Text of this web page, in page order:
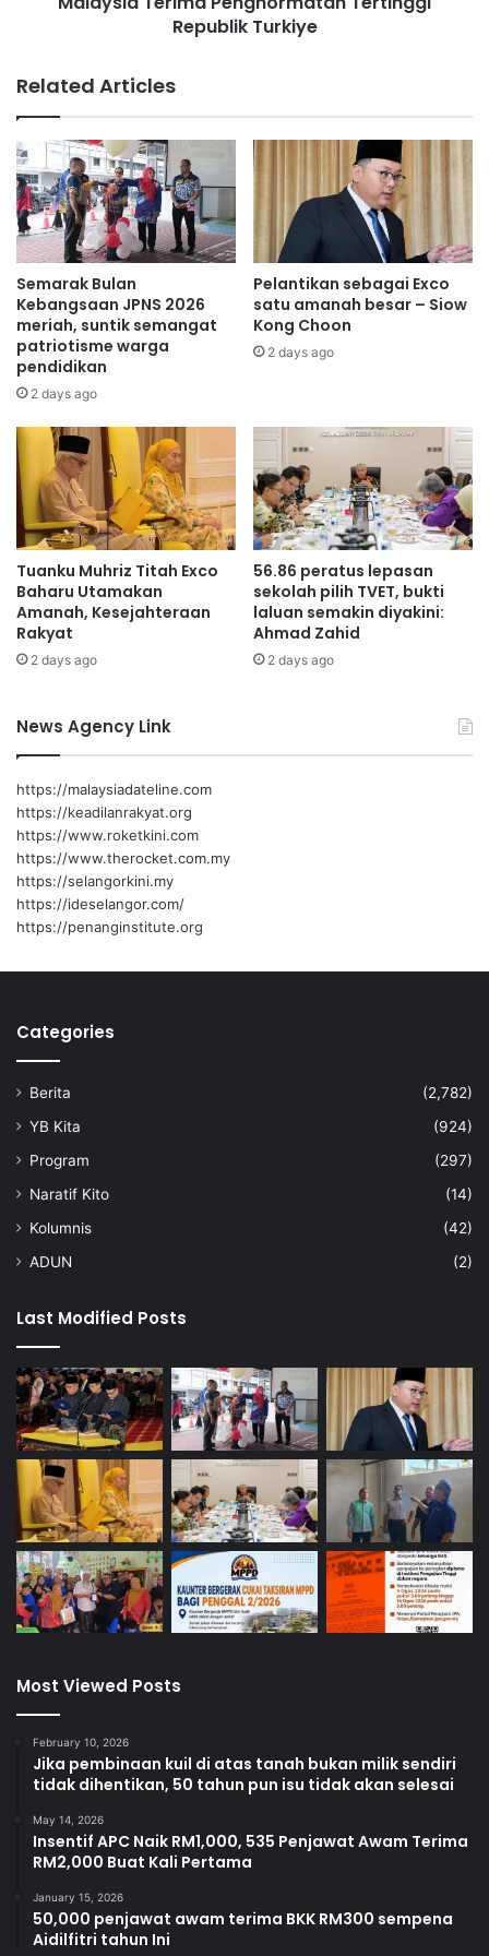
a
b
r
k
e
l
a
s
d
u
n
i
a
a
P
e
n
g
h
o
r
m
a
t
a
n
T
r
t
n
g
g
R
e
p
u
i
k
T
u
r
k
i
y
e
Republik Turkiye
Related Articles
Semarak Bulan
Kebangsaan JPNS 2026
meriah, suntik semangat
patriotisme warga
pendidikan
2 days ago
Pelantikan sebagai Exco
satu amanah besar – Siow
Kong Choon
2 days ago
Tuanku Muhriz Titah Exco
Baharu Utamakan
Amanah, Kesejahteraan
Rakyat
2 days ago
56.86 peratus lepasan
sekolah pilih TVET, bukti
laluan semakin diyakini:
Ahmad Zahid
2 days ago
News Agency Link
https://malaysiadateline.com
https://keadilanrakyat.org
https://www.roketkini.com
https://www.therocket.com.my
https://selangorkini.my
https://ideselangor.com/
https://penanginstitute.org
Categories
Berita
(2,782)
YB Kita
(924)
Program
(297)
Naratif Kito
(14)
Kolumnis
(42)
ADUN
(2)
Last Modified Posts
Most Viewed Posts
February 10, 2026
Jika pembinaan kuil di atas tanah bukan milik sendiri
tidak dihentikan, 50 tahun pun isu tidak akan selesai
May 14, 2026
Insentif APC Naik RM1,000, 535 Penjawat Awam Terima
RM2,000 Buat Kali Pertama
January 15, 2026
50,000 penjawat awam terima BKK RM300 sempena
Aidilfitri tahun Ini